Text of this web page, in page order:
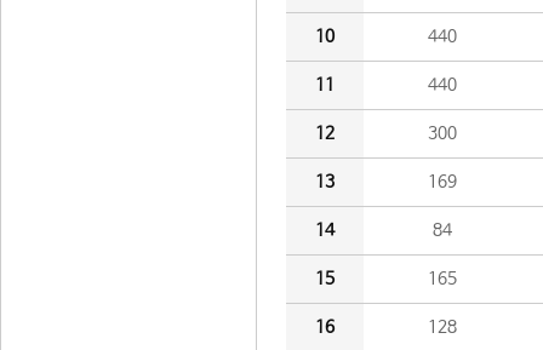
10 440
11 440
12 300
13 169
14 84
15 165
16 128